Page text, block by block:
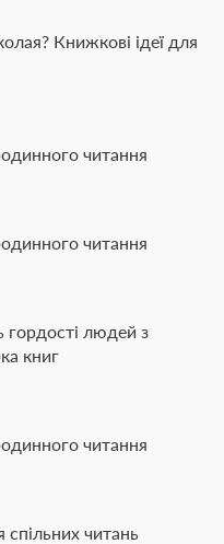
Книжкові ідеї для
читання
читання
людей з
книг
читання
спільних читань